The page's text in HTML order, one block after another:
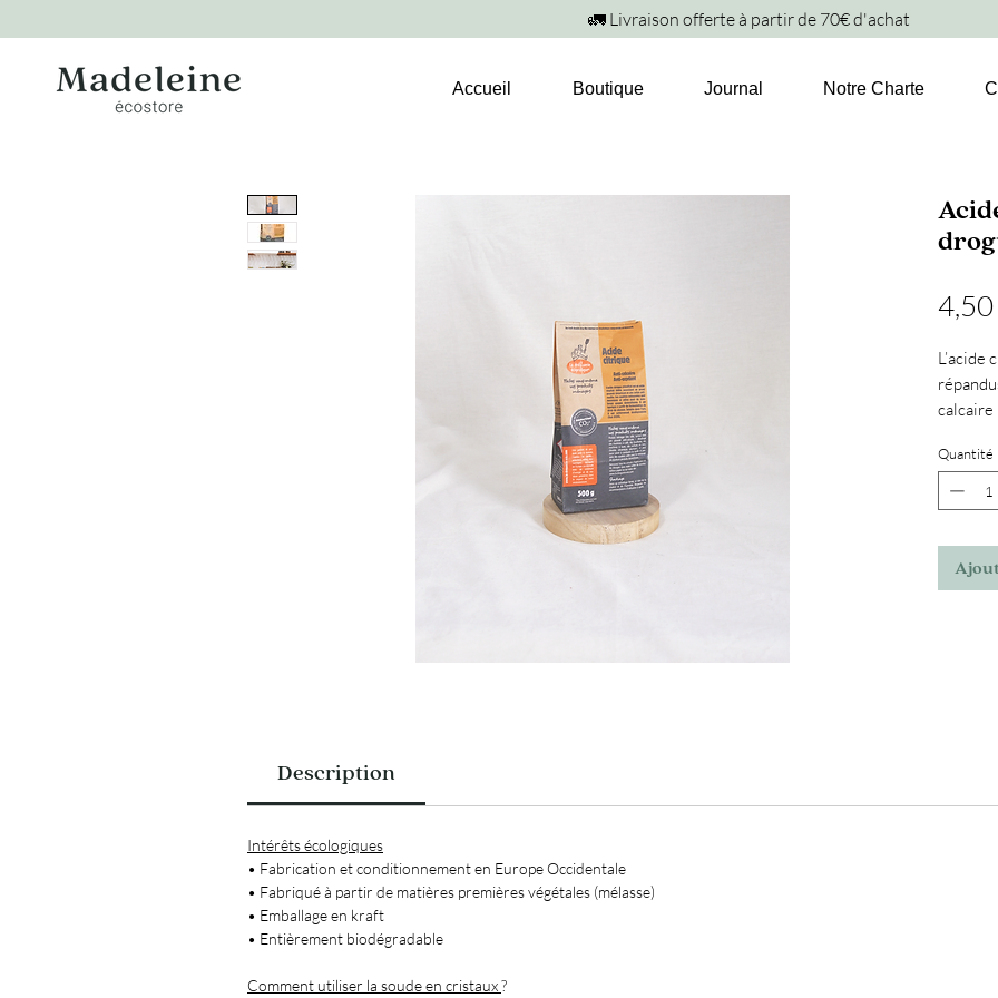
🚛 Livraison offerte à partir de 70€ d'achat
Accueil Boutique Journal Notre Charte
L’acide
calcaire
L’acide
Un
Quantité
Description
Intérêts écologiques
• Fabrication et conditionnement en Europe Occidentale
• Fabriqué à partir de matières premières végétales (mélasse)
• Emballage en kraft
• Entièrement biodégradable
Comment utiliser la soude en cristaux?